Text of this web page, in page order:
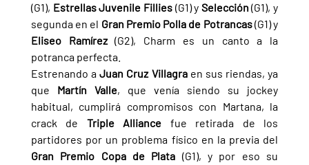
(G1), Estrellas Juvenile Fillies (G1) y Selección (G1), y
segunda en el Gran Premio Polla de Potrancas
Eliseo Ramírez (G2), Charm es un canto a la
potranca perfecta.
Estrenando a Juan Cruz Villagra en sus riendas, ya
que Martín Valle, que venía siendo su jockey
habitual, cumplirá compromisos con Martana, la
crack de Triple Alliance fue retirada de los
Gran Premio Copa de Plata (G1), y por eso su